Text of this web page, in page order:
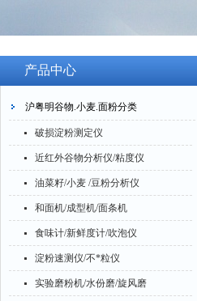
产品中心
沪粤明谷物.小麦.面粉分类
破损淀粉测定仪
近红外谷物分析仪/粘度仪
油菜籽/小麦 /豆粉分析仪
和面机/成型机/面条机
食味计/新鲜度计/吹泡仪
淀粉速测仪/不*粒仪
实验磨粉机/水份磨/旋风磨